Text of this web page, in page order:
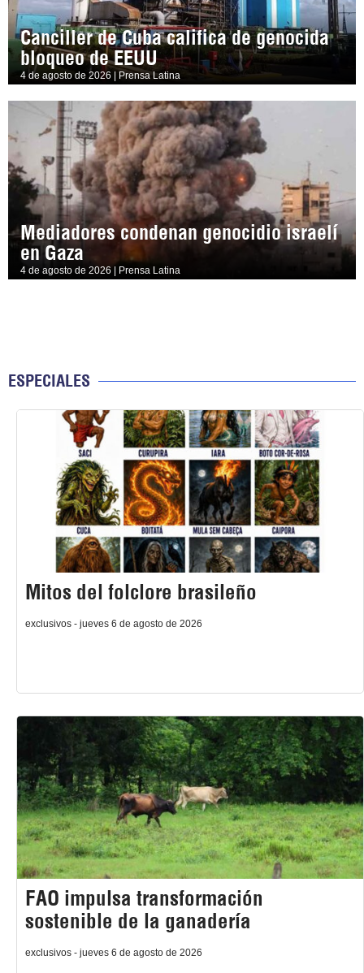
Canciller de Cuba califica de genocida
bloqueo de EEUU
4 de agosto de 2026 | Prensa Latina
Mediadores condenan genocidio israelí
en Gaza
4 de agosto de 2026 | Prensa Latina
ESPECIALES
Mitos del folclore brasileño
exclusivos - jueves 6 de agosto de 2026
FAO impulsa transformación
sostenible de la ganadería
exclusivos - jueves 6 de agosto de 2026